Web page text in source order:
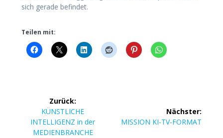
sich gerade befindet.
Teilen mit:
Beitragsnavigation
Zurück:
Vorheriger
Beitrag:
KÜNSTLICHE
INTELLIGENZ in der
MEDIENBRANCHE
Nächster:
Nächster
MISSION KI-TV-FORMAT